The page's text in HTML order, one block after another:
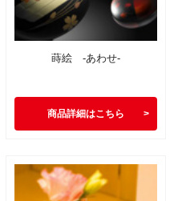
蒔絵 -あわせ-
商品詳細はこちら